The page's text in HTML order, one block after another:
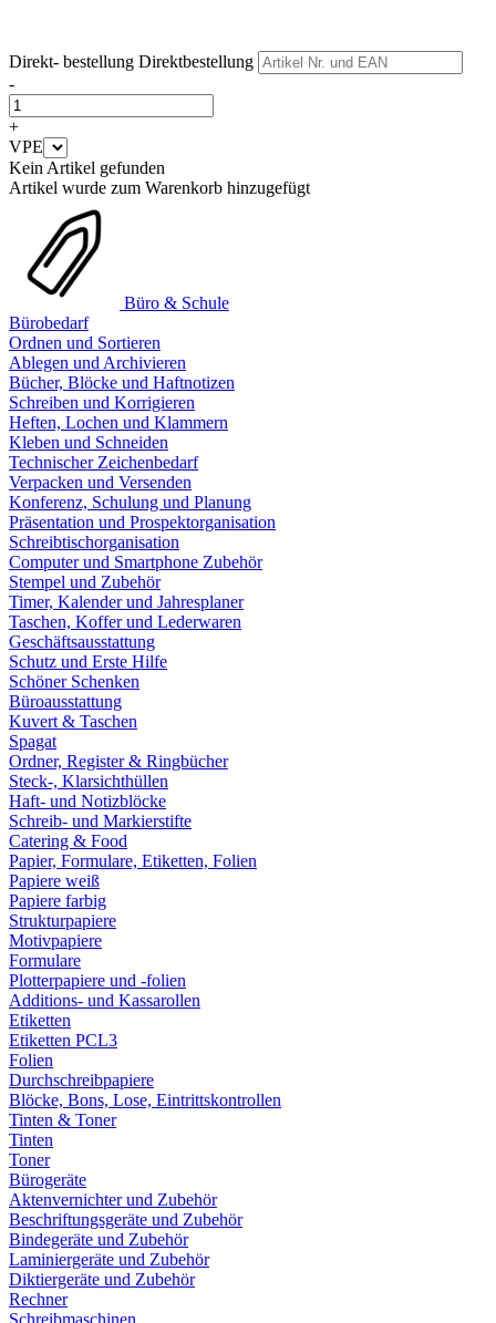
Direkt- bestellung Direktbestellung
-
+
VPE
Kein Artikel gefunden
Artikel wurde zum Warenkorb hinzugefügt
Büro & Schule
Bürobedarf
Ordnen und Sortieren
Ablegen und Archivieren
Bücher, Blöcke und Haftnotizen
Schreiben und Korrigieren
Heften, Lochen und Klammern
Kleben und Schneiden
Technischer Zeichenbedarf
Verpacken und Versenden
Konferenz, Schulung und Planung
Präsentation und Prospektorganisation
Schreibtischorganisation
Computer und Smartphone Zubehör
Stempel und Zubehör
Timer, Kalender und Jahresplaner
Taschen, Koffer und Lederwaren
Geschäftsausstattung
Schutz und Erste Hilfe
Schöner Schenken
Büroausstattung
Kuvert & Taschen
Spagat
Ordner, Register & Ringbücher
Steck-, Klarsichthüllen
Haft- und Notizblöcke
Schreib- und Markierstifte
Catering & Food
Papier, Formulare, Etiketten, Folien
Papiere weiß
Papiere farbig
Strukturpapiere
Motivpapiere
Formulare
Plotterpapiere und -folien
Additions- und Kassarollen
Etiketten
Etiketten PCL3
Folien
Durchschreibpapiere
Blöcke, Bons, Lose, Eintrittskontrollen
Tinten & Toner
Tinten
Toner
Bürogeräte
Aktenvernichter und Zubehör
Beschriftungsgeräte und Zubehör
Bindegeräte und Zubehör
Laminiergeräte und Zubehör
Diktiergeräte und Zubehör
Rechner